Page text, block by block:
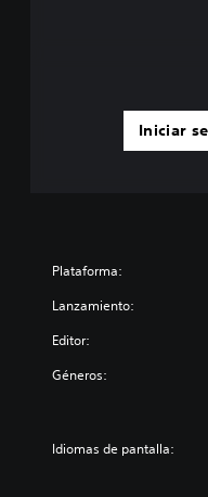
Iniciar
Plataforma:
Lanzamiento:
Editor:
Géneros:
Idiomas de pantalla: